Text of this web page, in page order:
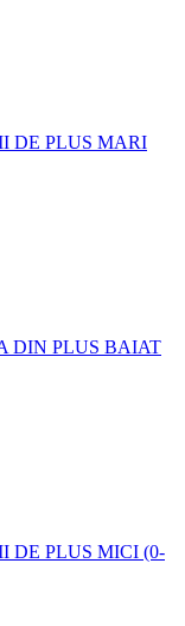
DE PLUS MARI
DIN PLUS BAIAT
DE PLUS MICI (0-